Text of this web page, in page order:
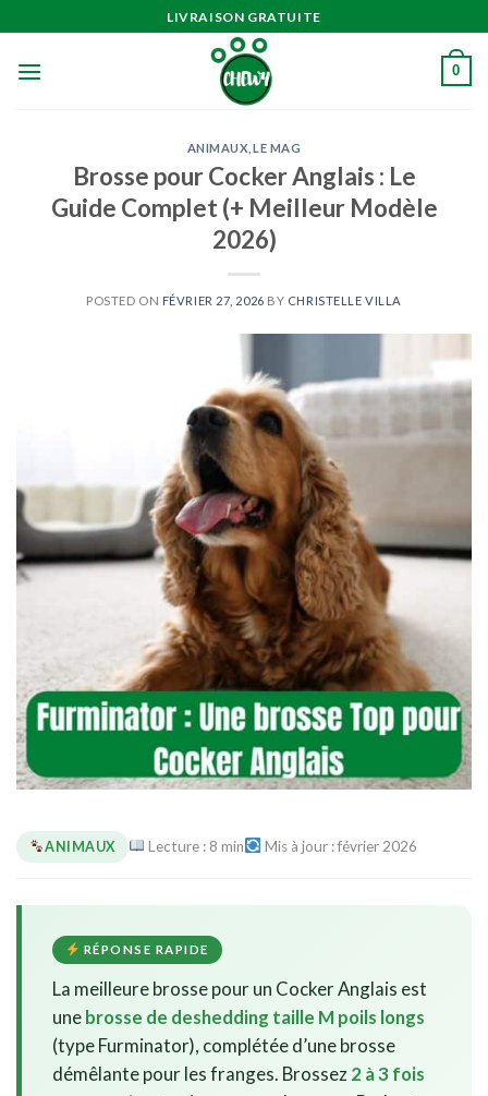
au
contenu
LIVRAISON GRATUITE
0
ANIMAUX ,LE MAG
Brosse pour Cocker Anglais : Le
Guide Complet (+ Meilleur Modèle
2026)
POSTED ON FÉVRIER 27, 2026 BY CHRISTELLE VILLA
ANIMAUX Lecture : 8 min Mis à jour : février 2026
RÉPONSE RAPIDE
La meilleure brosse pour un Cocker Anglais est
unebrosse de deshedding taille M poils longs
(type Furminator), complétée d’une brosse
démêlante pour les franges. Brossez2 à 3 fois